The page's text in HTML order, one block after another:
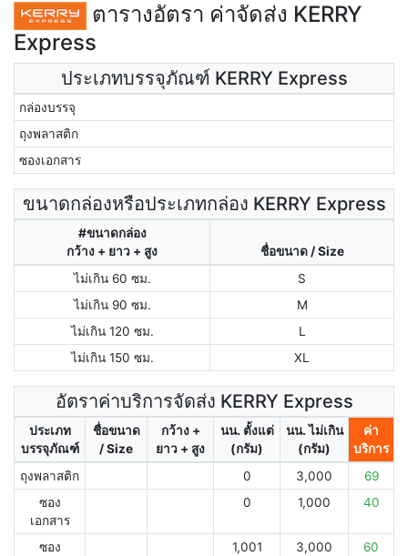
ตารางอัตรา ค่าจัดส่ง KERRY
Express
ประเภทบรรจุภัณฑ์ KERRY Express
กล่องบรรจุ
ถุงพลาสติก
ซองเอกสาร
ขนาดกล่องหรือประเภทกล่อง KERRY Express
#ขนาดกล่อง
กว้าง + ยาว + สูง
ชื่อขนาด / Size
ไม่เกิน 60 ซม.
S
ไม่เกิน 90 ซม.
M
ไม่เกิน 120 ซม.
L
ไม่เกิน 150 ซม.
XL
อัตราค่าบริการจัดส่ง KERRY Express
ประเภท
บรรจุภัณฑ์
ชื่อขนาด
/ Size
กว้าง +
ยาว + สูง
นน. ตั้งแต่
(กรัม)
นน. ไม่เกิน
(กรัม)
ค่า
บริการ
ถุงพลาสติก
0 3,000
69
ซอง
เอกสาร
0 1,000 40
ซอง
1,001 3,000 60